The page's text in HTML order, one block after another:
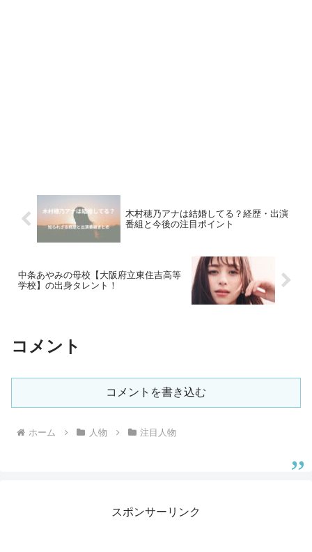
木村穂乃アナは結婚してる？経歴・出演
番組と今後の注目ポイント
中条あやみの母校【大阪府立東住吉高等
学校】の出身タレント！
コメント
コメントを書き込む
ホーム 人物 注目人物
スポンサーリンク